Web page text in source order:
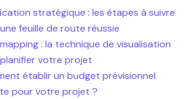
stratégique : les étapes à suivre
feuille de route réussie
: la technique de visualisation
votre projet
établir un budget prévisionnel
pour votre projet ?